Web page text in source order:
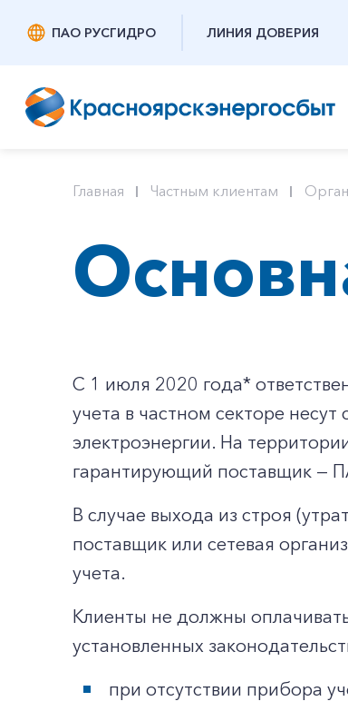
ПАО РУСГИДРО ЛИНИЯ ДОВЕРИЯ
Главная Частным клиентам
С 1 июля 2020 года*
учета в частном секторе
электроэнергии. На
гарантирующий поставщик —
В случае выхода из строя
поставщик или сетевая
учета.
Клиенты не должны
установленных
при отсутствии прибора